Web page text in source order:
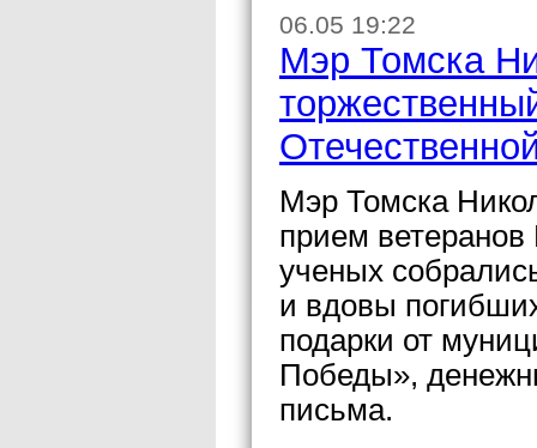
06.05 19:22
Мэр Томска
Мэр Томска
прием
ученых
и вдовы
подарки от
Победы»,
письма.